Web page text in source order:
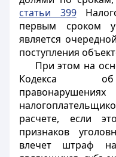
статьи 399
первым сроком
является
поступления
При этом на
Кодекса об
расчете, если
признаков
влечет штраф